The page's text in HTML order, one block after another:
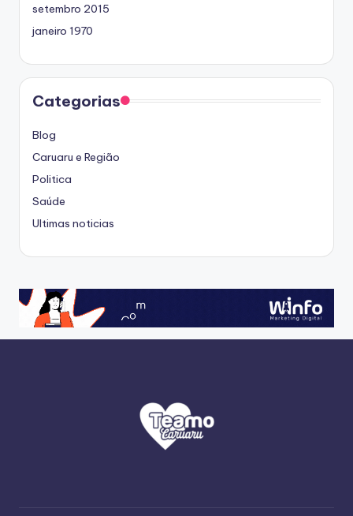
setembro 2015
janeiro 1970
Categorias
Blog
Caruaru e Região
Politica
Saúde
Ultimas noticias